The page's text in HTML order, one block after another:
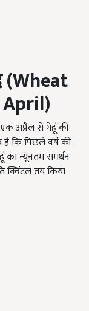
(Wheat
April)
एक अप्रैल से गेहूं की
कि पिछले वर्ष की
न्यूनतम समर्थन
क्विंटल तय किया